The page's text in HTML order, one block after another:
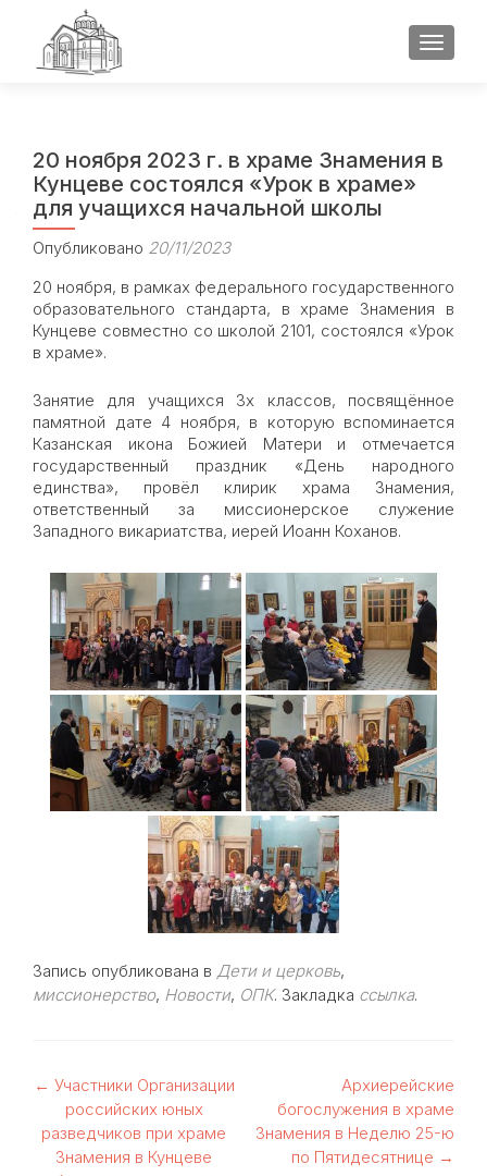
20 ноября 2023 г. в храме Знамения в
Кунцеве состоялся «Урок в храме»
для учащихся начальной школы
Опубликовано 20/11/2023
20 ноября, в рамках федерального государственного
образовательного стандарта, в храме Знамения в
Кунцеве совместно со школой 2101, состоялся «Урок
в храме».
Занятие для учащихся 3х классов, посвящённое
памятной дате 4 ноября, в которую вспоминается
Казанская икона Божией Матери и отмечается
государственный праздник «День народного
единства», провёл клирик храма Знамения,
ответственный за миссионерское служение
Западного викариатства, иерей Иоанн Коханов.
Запись опубликована в Дети и церковь,
миссионерство, Новости, ОПК. Закладка ссылка.
Навигация
по
записям
← Участники Организации
российских юных
разведчиков при храме
Знамения в Кунцеве
Архиерейские
богослужения в храме
Знамения в Неделю 25-ю
по Пятидесятнице →